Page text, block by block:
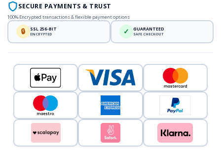
SECURE PAYMENTS & TRUST
100% Encrypted transactions & flexible payment options
🔒 SSL 256-BIT
ENCRYPTED ✓ GUARANTEED
SAFE CHECKOUT